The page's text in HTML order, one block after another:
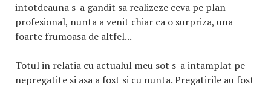
intotdeauna s-a gandit sa realizeze ceva pe plan
profesional, nunta a venit chiar ca o surpriza, una
foarte frumoasa de altfel...
Totul in relatia cu actualul meu sot s-a intamplat pe
nepregatite si asa a fost si cu nunta. Pregatirile au fost